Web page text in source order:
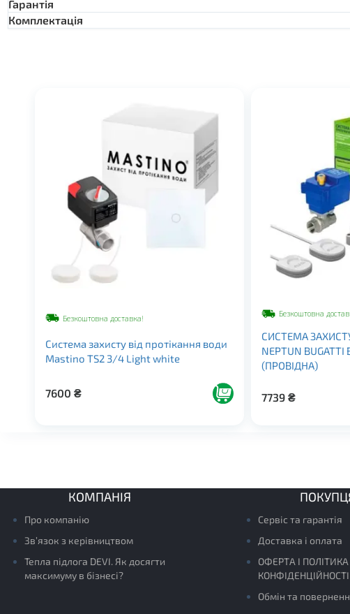
Гарантiя
Комплектація
Безкоштовна доставка!
Система захисту від протікання води
Mastino TS2 3/4 Light white
7600 ₴
Безкоштовна
СИСТЕМА
NEPTUN BUGATTI
(ПРОВIДНА)
7739₴
КОМПАНІЯ
Про компанію
Зв’язок з керівництвом
Тепла підлога DEVI. Як досягти
максимуму в бізнесі?
Сервіс та гарантія
Доставка і оплата
ОФЕРТА І ПОЛІТИКА
КОНФІДЕНЦІЙНОСТІ
Обмін та